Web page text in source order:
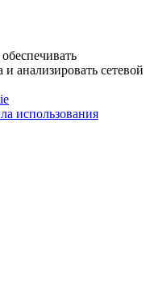
анализировать сетевой
использования